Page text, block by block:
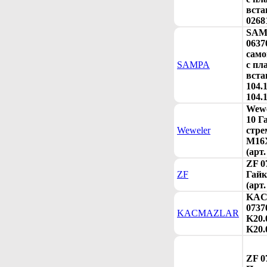
SAMPA
с
Weweler
10
ZF
ZF
KACMAZLAR
ZF